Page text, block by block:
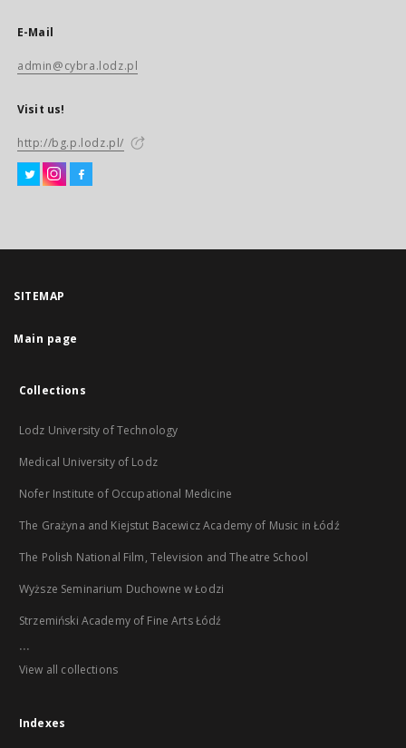
E-Mail
admin@cybra.lodz.pl
Visit us!
http://bg.p.lodz.pl/
SITEMAP
Main page
Collections
Lodz University of Technology
Medical University of Lodz
Nofer Institute of Occupational Medicine
The Grażyna and Kiejstut Bacewicz Academy of Music in Łódź
The Polish National Film, Television and Theatre School
Wyższe Seminarium Duchowne w Łodzi
Strzemiński Academy of Fine Arts Łódź
...
View all collections
Indexes